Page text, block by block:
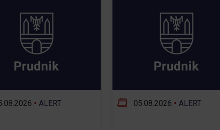
• ALERT 05.08.2026 • ALERT